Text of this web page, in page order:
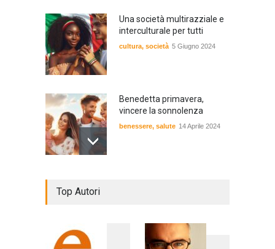
Una società multirazziale e
interculturale per tutti
cultura, società 5 Giugno 2024
Benedetta primavera,
vincere la sonnolenza
benessere, salute 14 Aprile 2024
Top Autori